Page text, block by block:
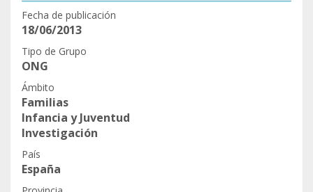
Fecha de publicación
18/06/2013
Tipo de Grupo
ONG
Ámbito
Familias
Infancia y Juventud
Investigación
País
España